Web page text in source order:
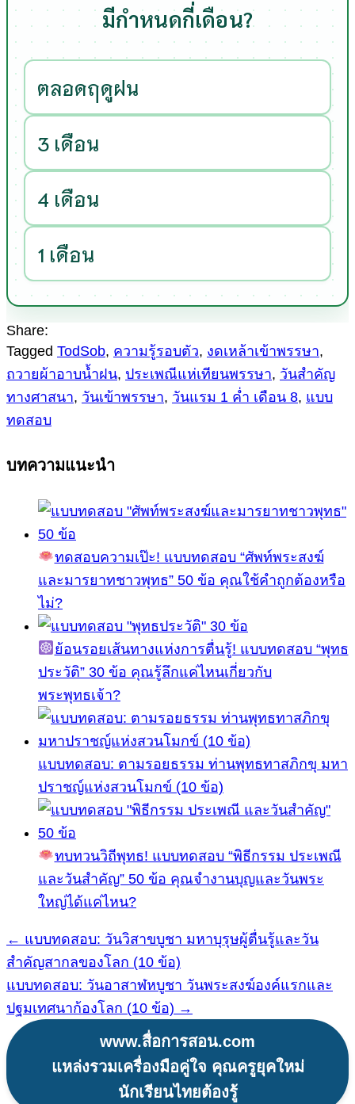
มีกำหนดกี่เดือน?
ตลอดฤดูฝน
3 เดือน
4 เดือน
1 เดือน
Share:
Tagged TodSob, ความรู้รอบตัว, งดเหล้าเข้าพรรษา,
ถวายผ้าอาบน้ำฝน, ประเพณีแห่เทียนพรรษา, วันสำคัญ
ทางศาสนา, วันเข้าพรรษา, วันแรม 1 ค่ำ เดือน 8, แบบ
ทดสอบ
บทความแนะนำ
ทดสอบความเป๊ะ! แบบทดสอบ “ศัพท์พระสงฆ์
และมารยาทชาวพุทธ” 50 ข้อ คุณใช้คำถูกต้องหรือ
ไม่?
ย้อนรอยเส้นทางแห่งการตื่นรู้! แบบทดสอบ “พุทธ
ประวัติ” 30 ข้อ คุณรู้ลึกแค่ไหนเกี่ยวกับ
พระพุทธเจ้า?
แบบทดสอบ: ตามรอยธรรม ท่านพุทธทาสภิกขุ มหา
ปราชญ์แห่งสวนโมกข์ (10 ข้อ)
ทบทวนวิถีพุทธ! แบบทดสอบ “พิธีกรรม ประเพณี
และวันสำคัญ” 50 ข้อ คุณจำงานบุญและวันพระ
ใหญ่ได้แค่ไหน?
แนะแนว
เรื่อง
← แบบทดสอบ: วันวิสาขบูชา มหาบุรุษผู้ตื่นรู้และวัน
สำคัญสากลของโลก (10 ข้อ)
แบบทดสอบ: วันอาสาฬหบูชา วันพระสงฆ์องค์แรกและ
ปฐมเทศนาก้องโลก (10 ข้อ) →
www.สื่อการสอน.com
แหล่งรวมเครื่องมือคู่ใจ คุณครูยุคใหม่
นักเรียนไทยต้องรู้